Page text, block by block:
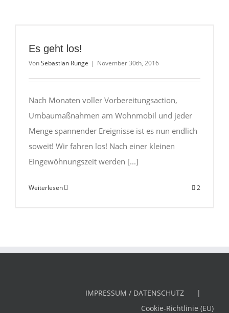
Es geht los!
VonSebastian Runge | November 30th, 2016
Nach Monaten voller Vorbereitungsaction,
Umbaumaßnahmen am Wohnmobil und jeder
Menge spannender Ereignisse ist es nun endlich
soweit! Wir fahren los! Nach einer kleinen
Eingewöhnungszeit werden [...]
Weiterlesen 2
IMPRESSUM / DATENSCHUTZ
Cookie-Richtlinie (EU)